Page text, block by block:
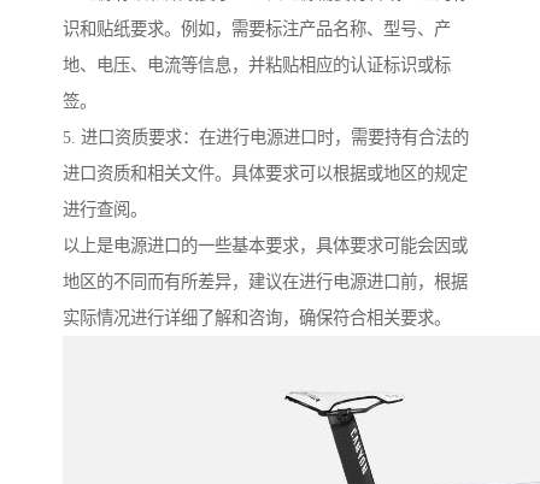
识和贴纸要求。例如，需要标注产品名称、型号、产
地、电压、电流等信息，并粘贴相应的认证标识或标
签。
5. 进口资质要求：在进行电源进口时，需要持有合法的
进口资质和相关文件。具体要求可以根据或地区的规定
进行查阅。
以上是电源进口的一些基本要求，具体要求可能会因或
地区的不同而有所差异，建议在进行电源进口前，根据
实际情况进行详细了解和咨询，确保符合相关要求。